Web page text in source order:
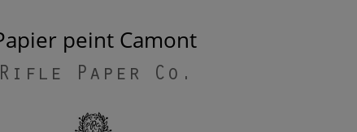
Papier peint Camont
Rifle Paper Co.